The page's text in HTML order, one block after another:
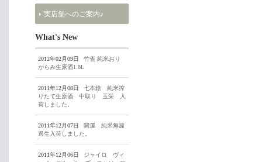
実店舗へのご案内♪
What's New
2012年02月09日
竹雀 純米おり
がらみ生原酒1.8L
2011年12月08日
七本鎗 純米搾
りたて生原酒 中取り 玉栄 入
荷しました。
2011年12月07日
開運 純米無濾
過生入荷しました。
2011年12月06日
ジャイロ ヴィ